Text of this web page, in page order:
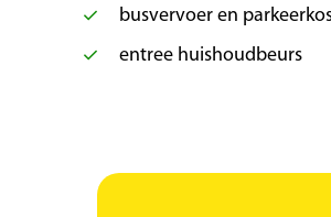
busvervoer en
entree huishoudbeurs